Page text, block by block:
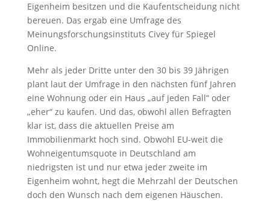
Eigenheim besitzen und die Kaufentscheidung nicht
bereuen. Das ergab eine Umfrage des
Meinungsforschungsinstituts Civey für Spiegel
Online.
Mehr als jeder Dritte unter den 30 bis 39 Jährigen
plant laut der Umfrage in den nächsten fünf Jahren
eine Wohnung oder ein Haus „auf jeden Fall“ oder
„eher“ zu kaufen. Und das, obwohl allen Befragten
klar ist, dass die aktuellen Preise am
Immobilienmarkt hoch sind. Obwohl EU-weit die
Wohneigentumsquote in Deutschland am
niedrigsten ist und nur etwa jeder zweite im
Eigenheim wohnt, hegt die Mehrzahl der Deutschen
doch den Wunsch nach dem eigenen Häuschen.